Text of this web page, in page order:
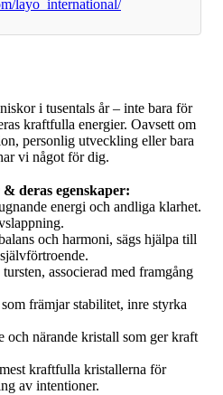
layo_international/
i tusentals år – inte bara för
kraftfulla energier. Oavsett om
personlig utveckling eller bara
vi något för dig.
deras egenskaper:
energi och andliga klarhet.
och harmoni, sägs hjälpa till
associerad med framgång
främjar stabilitet, inre styrka
och närande kristall som ger kraft
kraftfulla kristallerna för
av intentioner.